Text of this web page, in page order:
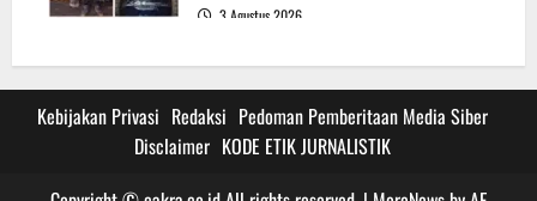
3 Agustus 2026
Kebijakan Privasi Redaksi Pedoman Pemberitaan Media Siber
Disclaimer KODE ETIK JURNALISTIK